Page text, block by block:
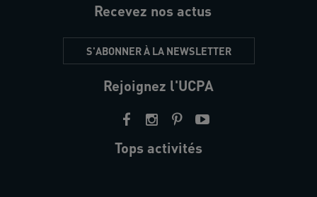
Recevez nos actus
S'ABONNER À LA NEWSLETTER
Rejoignez l'UCPA
Tops activités